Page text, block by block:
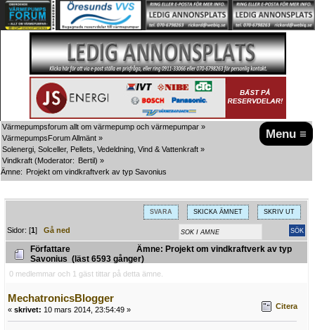
Menu ≡
Värmepumpsforum allt om värmepump och värmepumpar »
VärmepumpsForum Allmänt »
Solenergi, Solceller, Pellets, Vedeldning, Vind & Vattenkraft »
Vindkraft (Moderator: Bertil) »
Ämne: Projekt om vindkraftverk av typ Savonius
SVARA SKICKA ÄMNET SKRIV UT
Sidor: [1]Gå ned
Författare
Ämne: Projekt om vindkraftverk av typ
Savonius (läst 6593 gånger)
0 medlemmar och 1 gäst tittar på detta ämne.
MechatronicsBlogger
« skrivet: 10 mars 2014, 23:54:49 » Citera